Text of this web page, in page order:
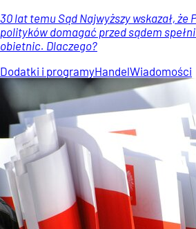
30 lat temu Sąd Najwyższy wskazał, że
polityków domagać przed sądem
obietnic. Dlaczego?
Dodatki i programyHandelWiadomości